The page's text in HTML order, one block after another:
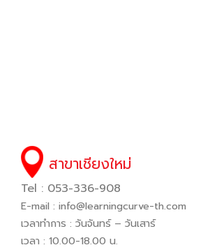
สาขาเชียงใหม่
Tel : 053-336-908
E-mail : info@learningcurve-th.com
เวลาทำการ : วันจันทร์ – วันเสาร์
เวลา : 10.00-18.00 น.